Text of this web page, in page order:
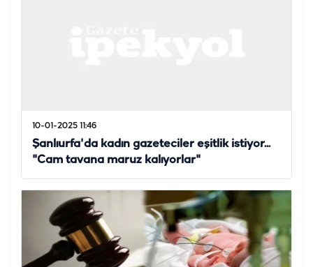
10-01-2025 11:46
Şanlıurfa'da kadın gazeteciler eşitlik istiyor...
"Cam tavana maruz kalıyorlar"